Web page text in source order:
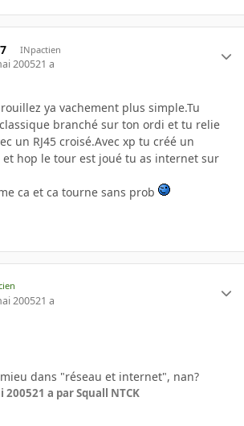
INpactien
200521 a
ya vachement plus simple.Tu
branché sur ton ordi et tu relie
un RJ45 croisé.Avec xp tu créé un
hop le tour est joué tu as internet sur
ca et ca tourne sans prob
200521 a
dans "réseau et internet", nan?
200521 a par Squall NTCK